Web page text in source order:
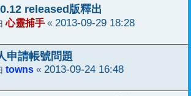
released版釋出
心靈捕手 « 2013-09-29 18:28
申請帳號問題
towns « 2013-09-24 16:48